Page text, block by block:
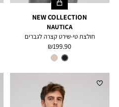
NEW COLLECTION
NAUTICA
חולצת טי-שירט קצרה לגברים
מחיר
מוצר
199.90 ₪
צבע
BLACK